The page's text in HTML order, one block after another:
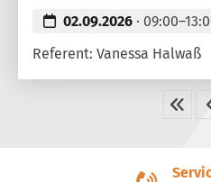
02.09.2026 ·
Referent: Vanessa Halwaß